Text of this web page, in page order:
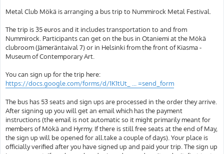
Metal Club Mökä is arranging a bus trip to Nummirock Metal Festival.
The trip is 35 euros and it includes transportation to and from
Nummirock. Participants can get on the bus in Otaniemi at the Mökä
clubroom (Jämeräntaival 7) or in Helsinki from the front of Kiasma -
Museum of Contemporary Art.
You can sign up for the trip here:
https://docs.google.com/forms/d/1K1tUt_ ... =send_form
The bus has 53 seats and sign ups are processed in the order they arrive.
After signing up you will get an email which has the payment
instructions (the email is not automatic so it might primarily meant for
members of Mökä and Hyrmy. If there is still free seats at the end of May,
the sign up will be opened for all.take a couple of days). Your place is
officially verified after you have signed up and paid your trip. The sign up